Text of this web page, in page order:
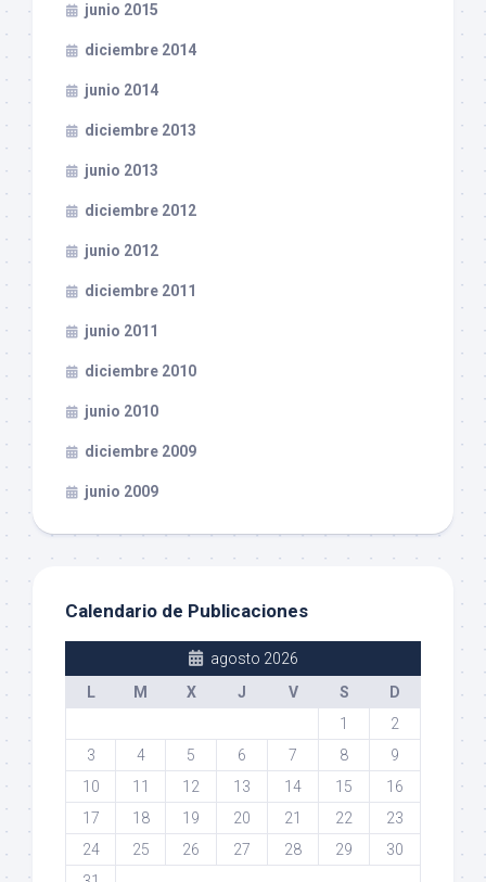
junio 2015
diciembre 2014
junio 2014
diciembre 2013
junio 2013
diciembre 2012
junio 2012
diciembre 2011
junio 2011
diciembre 2010
junio 2010
diciembre 2009
junio 2009
Calendario de Publicaciones
agosto 2026
L
M X J V S D
1
2
3
4 5 6 7 8
9
10
11 12 13 14 15
16
17
18 19 20 21 22
23
24
25 26 27 28 29
30